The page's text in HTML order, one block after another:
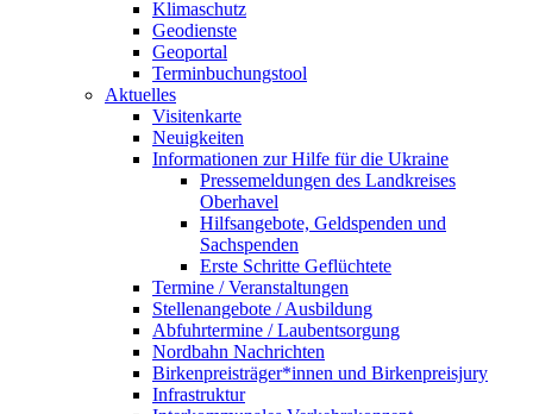
Klimaschutz
Geodienste
Geoportal
Terminbuchungstool
Aktuelles
Visitenkarte
Neuigkeiten
Informationen zur Hilfe für die Ukraine
Pressemeldungen des Landkreises
Oberhavel
Hilfsangebote, Geldspenden und
Sachspenden
Erste Schritte Geflüchtete
Termine / Veranstaltungen
Stellenangebote / Ausbildung
Abfuhrtermine / Laubentsorgung
Nordbahn Nachrichten
Birkenpreisträger*innen und Birkenpreisjury
Infrastruktur